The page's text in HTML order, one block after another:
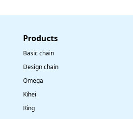
​Products
Basic chain
Design chain
Omega
Kihei
Ring